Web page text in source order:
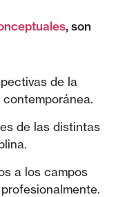
, son
de la
de las distintas
a los campos